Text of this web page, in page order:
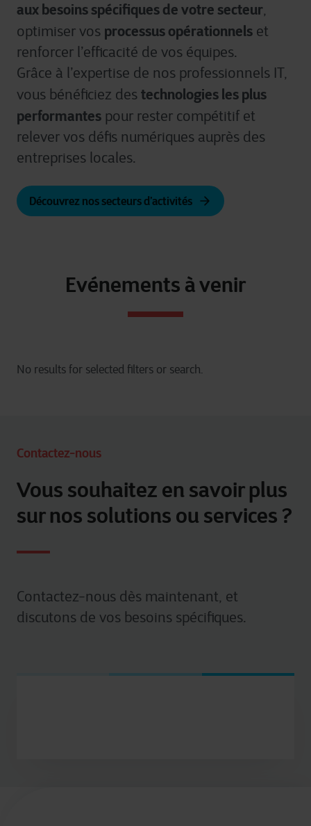
aux besoins spécifiques de votre secteur,
optimiser vos processus opérationnels et
renforcer l’efficacité de vos équipes.
Grâce à l’expertise de nos professionnels IT,
vous bénéficiez des technologies les plus
performantes pour rester compétitif et
relever vos défis numériques auprès des
entreprises locales.
Découvrez nos secteurs d’activités
Evénements à venir
Contactez-nous
Vous souhaitez en savoir plus
sur nos solutions ou services ?
Contactez-nous dès maintenant, et
discutons de vos besoins spécifiques.